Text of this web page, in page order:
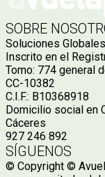
SOBRE
Soluciones
Inscrito en el
Tomo: 774 general
CC-10382
C.I.F.: B10368918
Domicilio social en
Cáceres
927 246 892
SÍGUENOS
© Copyright ©